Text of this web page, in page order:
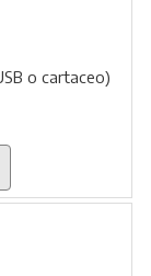
o cartaceo)